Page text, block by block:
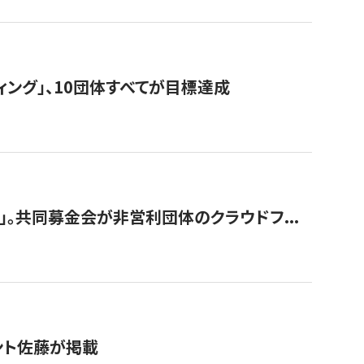
グ」、10団体すべてが目標達成
。共同募金会が非営利団体のクラウドフ...
佐藤が掲載